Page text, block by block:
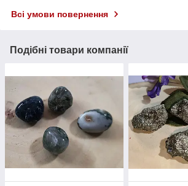
Всі умови повернення
Подібні товари компанії